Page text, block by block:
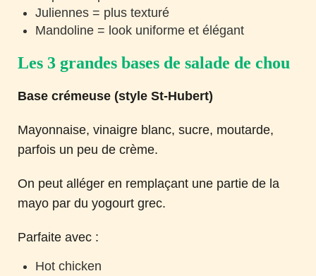
Juliennes = plus texturé
Mandoline = look uniforme et élégant
Les 3 grandes bases de salade de chou
Base crémeuse (style St-Hubert)
Mayonnaise, vinaigre blanc, sucre, moutarde,
parfois un peu de crème.
On peut alléger en remplaçant une partie de la
mayo par du yogourt grec.
Parfaite avec :
Hot chicken